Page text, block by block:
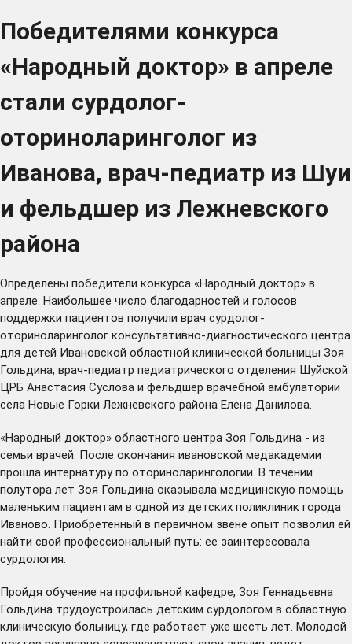
Победителями конкурса
«Народный доктор» в апреле
стали сурдолог-
оториноларинголог из
Иванова, врач-педиатр из Шуи
и фельдшер из Лежневского
района
Определены победители конкурса «Народный доктор» в
апреле. Наибольшее число благодарностей и голосов
поддержки пациентов получили врач сурдолог-
оториноларинголог консультативно-диагностического центра
для детей Ивановской областной клинической больницы Зоя
Гольдина, врач-педиатр педиатрического отделения Шуйской
ЦРБ Анастасия Суслова и фельдшер врачебной амбулатории
села Новые Горки Лежневского района Елена Данилова.
«Народный доктор» областного центра Зоя Гольдина - из
семьи врачей. После окончания ивановской медакадемии
прошла интернатуру по оториноларингологии. В течении
полутора лет Зоя Гольдина оказывала медицинскую помощь
маленьким пациентам в одной из детских поликлиник города
Иваново. Приобретенный в первичном звене опыт позволил ей
найти свой профессиональный путь: ее заинтересовала
сурдология.
Пройдя обучение на профильной кафедре, Зоя Геннадьевна
Гольдина трудоустроилась детским сурдологом в областную
клиническую больницу, где работает уже шесть лет. Молодой